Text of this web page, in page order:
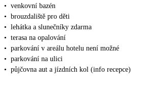
• venkovní bazén
• brouzdaliště pro děti
• lehátka a slunečníky zdarma
• terasa na opalování
• parkování v areálu hotelu není možné
• parkování na ulici
• půjčovna aut a jízdních kol (info recepce)